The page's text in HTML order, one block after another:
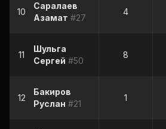
10
Саралаев
Азамат #27
4
11
Шульга
Сергей #50
8
12
Бакиров
Руслан #21
1